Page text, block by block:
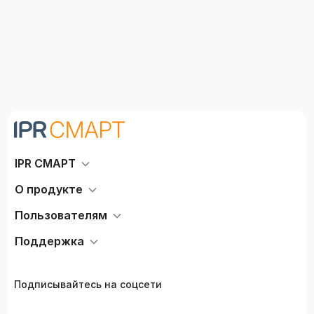
IPR СМАРТ
О продукте
Пользователям
Поддержка
Подписывайтесь на соцсети